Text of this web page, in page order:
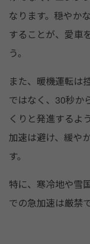
なります。穏やか
することが、愛車
う。
また、暖機運転は
ではなく、30秒か
くりと発進するよ
加速は避け、緩や
す。
特に、寒冷地や雪
での急加速は厳禁で